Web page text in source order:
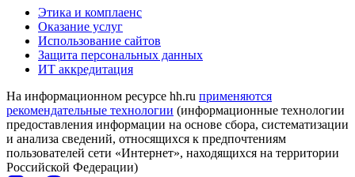
Этика и комплаенс
Оказание услуг
Использование сайтов
Защита персональных данных
ИТ аккредитация
На информационном ресурсе hh.ru применяются
рекомендательные технологии (информационные технологии
предоставления информации на основе сбора, систематизации
и анализа сведений, относящихся к предпочтениям
пользователей сети «Интернет», находящихся на территории
Российской Федерации)